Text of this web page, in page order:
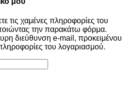
τις χαμένες πληροφορίες του
την παρακάτω φόρμα.
διεύθυνση e-mail, προκειμένου
του λογαριασμού.